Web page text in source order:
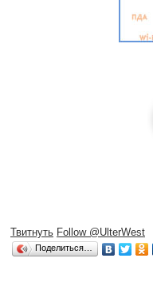
Твитнуть Follow @UlterWest
Поделиться…